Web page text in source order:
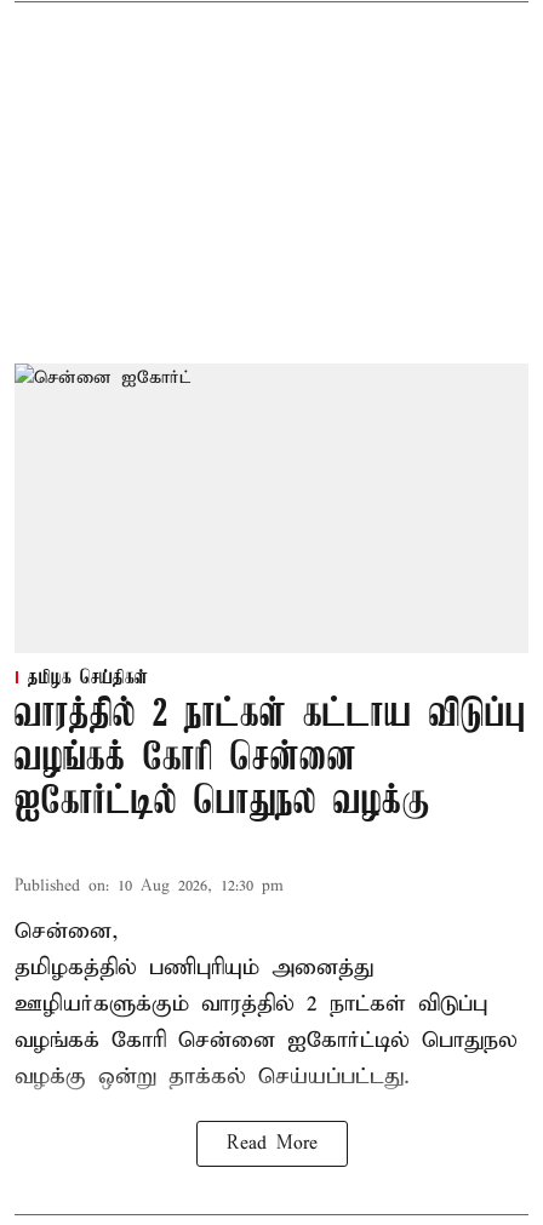
தமிழக செய்திகள்
வாரத்தில் 2 நாட்கள் கட்டாய விடுப்பு
வழங்கக் கோரி சென்னை
ஐகோர்ட்டில் பொதுநல வழக்கு
Published on: 10 Aug 2026, 12:30 pm
சென்னை,
தமிழகத்தில் பணிபுரியும் அனைத்து
ஊழியர்களுக்கும் வாரத்தில் 2 நாட்கள் விடுப்பு
வழங்கக் கோரி சென்னை ஐகோர்ட்டில் பொதுநல
வழக்கு ஒன்று தாக்கல் செய்யப்பட்டது.
Read More